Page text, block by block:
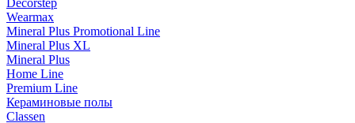
Decorstep
Wearmax
Mineral Plus Promotional Line
Mineral Plus XL
Mineral Plus
Home Line
Premium Line
Кераминовые полы
Classen